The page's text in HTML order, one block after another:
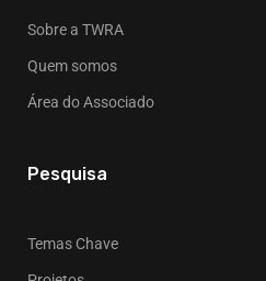
Sobre a TWRA
Quem somos
Área do Associado
Pesquisa
Temas Chave